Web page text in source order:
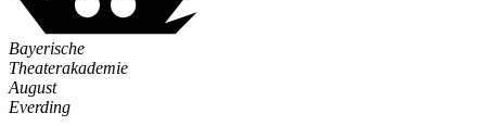
Bayerische
Theaterakademie
August
Everding